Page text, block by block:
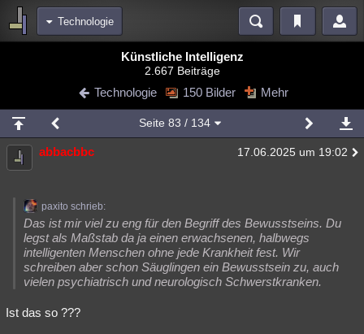
Technologie
Blogs Videos
Chat Wiki Neuigkeiten
meine Rubriken
Menschen Wissenschaft Mystery Kriminalfälle
Natur Umfragen Unterhaltung
weitere Rubriken
Philosophie Träume Orte Esoterik Literatur
Künstliche Intelligenz
2.667 Beiträge
Technologie 150 Bilder Mehr
Seite 83 / 134
abbacbbc 17.06.2025 um 19:02
paxito schrieb:
Das ist mir viel zu eng für den Begriff des Bewusstseins. Du
legst als Maßstab da ja einen erwachsenen, halbwegs
intelligenten Menschen ohne jede Krankheit fest. Wir
schreiben aber schon Säuglingen ein Bewusstsein zu, auch
vielen psychiatrisch und neurologisch Schwerstkranken.
Ist das so ???